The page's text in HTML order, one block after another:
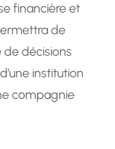
financière et
de
de décisions
institution
compagnie